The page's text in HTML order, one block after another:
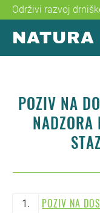
Skip to main
Održivi razvoj
NATURA
POZIV NA
1. POZIV NA